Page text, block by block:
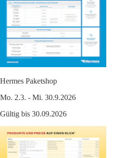
Hermes Paketshop
Mo. 2.3. - Mi. 30.9.2026
Gültig bis 30.09.2026